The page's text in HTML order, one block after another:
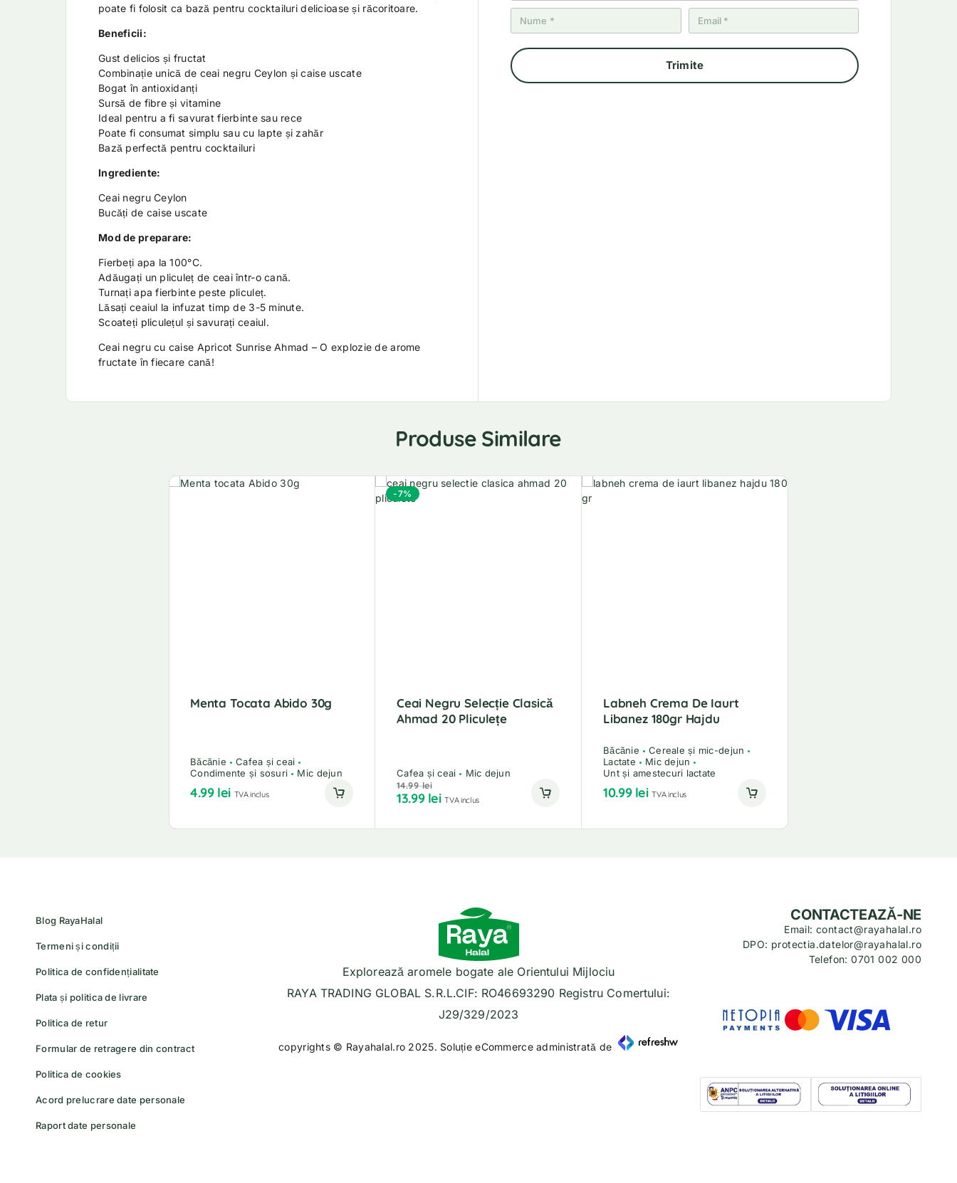
poate fi folosit ca bază pentru cocktailuri delicioase și răcoritoare.
Beneficii:
Gust delicios și fructat
Combinație unică de ceai negru Ceylon și caise uscate
Bogat în antioxidanți
Sursă de fibre și vitamine
Ideal pentru a fi savurat fierbinte sau rece
Poate fi consumat simplu sau cu lapte și zahăr
Bază perfectă pentru cocktailuri
Ingrediente:
Ceai negru Ceylon
Bucăți de caise uscate
Mod de preparare:
Fierbeți apa la 100°C.
Adăugați un pliculeț de ceai într-o cană.
Turnați apa fierbinte peste pliculeț.
Lăsați ceaiul la infuzat timp de 3-5 minute.
Scoateți pliculețul și savurați ceaiul.
Ceai negru cu caise Apricot Sunrise Ahmad – O explozie de arome
fructate în fiecare cană!
Produse Similare
Menta Tocata Abido 30g
Băcănie
Cafea și ceai
Condimente și sosuri
Mic dejun
4.99 lei TVA inclus
-7%
Ceai Negru Selecție Clasică
Ahmad 20 Pliculețe
Cafea și ceai
Mic dejun
14.99lei
13.99 lei TVA inclus
Labneh Crema De Iaurt
Libanez 180gr Hajdu
Băcănie
Cereale și mic-dejun
Lactate
Mic dejun
Unt și amestecuri lactate
10.99 lei TVA inclus
Blog RayaHalal
Termeni și condiții
Politica de confidențialitate
Plata și politica de livrare
Politica de retur
Formular de retragere din contract
Politica de cookies
Acord prelucrare date personale
Raport date personale
Explorează aromele bogate ale Orientului Mijlociu
RAYA TRADING GLOBAL S.R.L.CIF: RO46693290 Registru Comertului:
J29/329/2023
copyrights © Rayahalal.ro 2025. Soluție eCommerce administrată de
CONTACTEAZĂ-NE
Email: contact@rayahalal.ro
DPO: protectia.datelor@rayahalal.ro
Telefon: 0701 002 000